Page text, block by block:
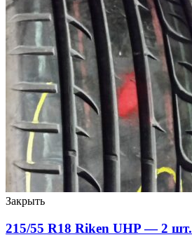
Закрыть
215/55 R18 Riken UHP — 2 шт.